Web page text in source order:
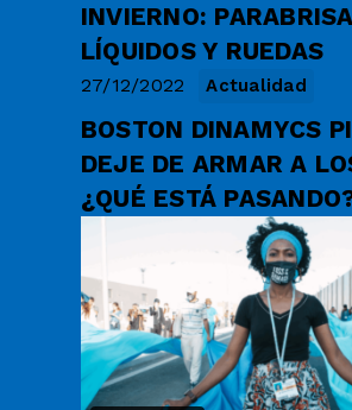
INVIERNO:
LÍQUIDOS Y RUEDAS
Actualidad
27/12/2022
BOSTON DINAMYCS
DEJE DE ARMAR A
¿QUÉ ESTÁ